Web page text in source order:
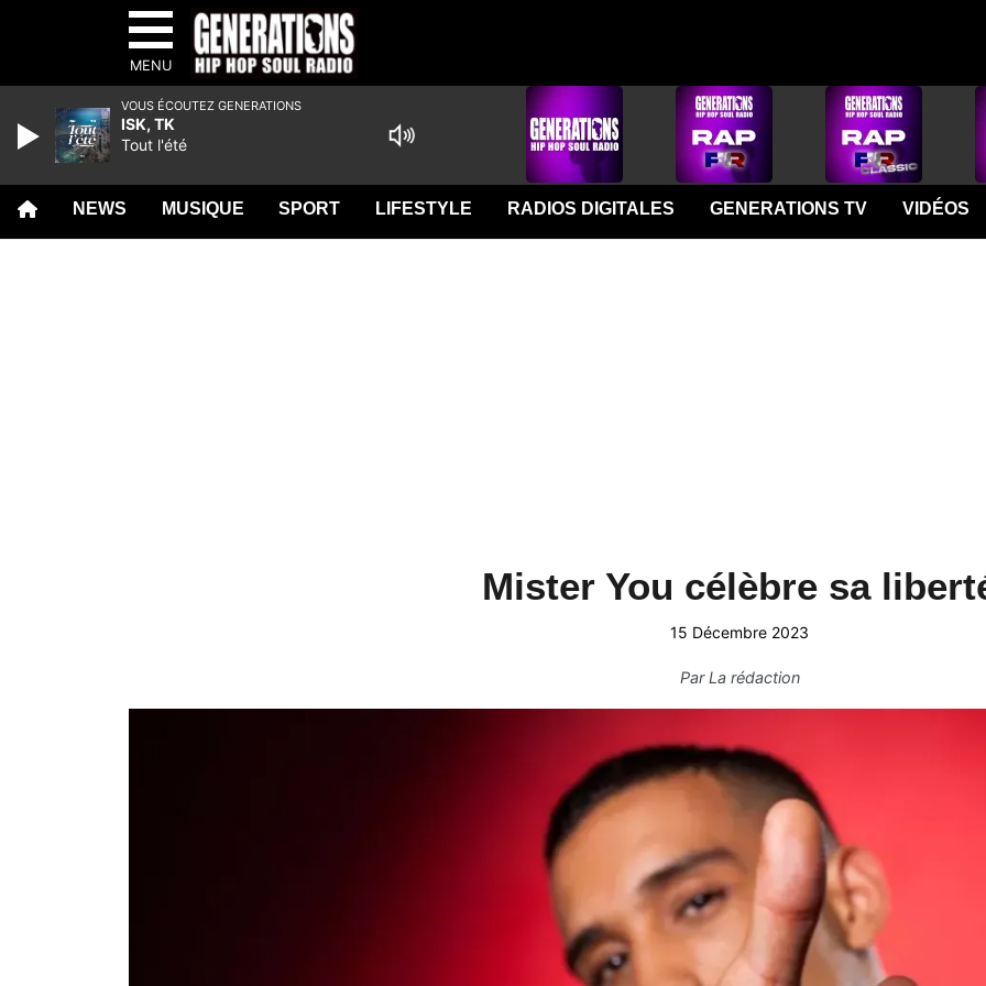
MENU
NEWS MUSIQUE SPORT LIFESTYLE RADIOS DIGITALES GENERATIONS TV VIDÉOS
Mister You célèbre sa
15 Décembre 2023
ParLa rédaction
VOUS ÉCOUTEZ GENERATIONS
ISK, TK
Tout l'été